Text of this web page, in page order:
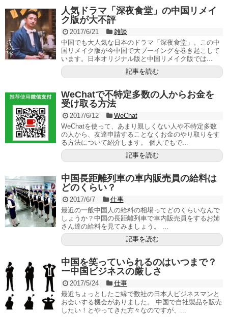
人気ドラマ「深夜食堂」の中国リメイ
ク版が大不評
2017/6/21
雑談
中国でも大人気な日本のドラマ「深夜食堂」。この中
国リメイク版が今中国で大ブーイングを巻き起こして
います。日本オリジナル版と中国リメイク版では...
記事を読む
WeChatで不特定多数の人からお金を
受け取る方法
2017/6/12
WeChat
WeChatを使って、あまり親しくない人や不特定多数
の人から、友達申請することなくお金のやり取りをす
る方法について紹介します。 個人でもで...
記事を読む
中国長距離列車の車内販売員の給料は
どのくらい？
2017/6/7
仕事
最近の一般中国人の給料の相場ってどのくらいなんで
しょうか？中国の長距離列車で車内販売員をするお姉
さん達の給料を見てみましょう。 ...
記事を読む
中国を笑っていられるのはいつまで？
ー中国ビジネスの厳しさ
2017/5/24
仕事
最近ちょっとしたご縁で数社の日本人ビジネスマンと
お会いする機会がありました。 中国で自社製品を販売
したい！とやってきた方々なのですが、...